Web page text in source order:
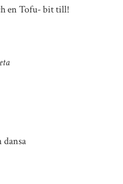
en Tofu- bit till!